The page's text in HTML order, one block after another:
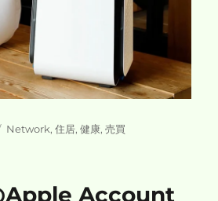
タ
Network,住居,健康,売買
Apple Account